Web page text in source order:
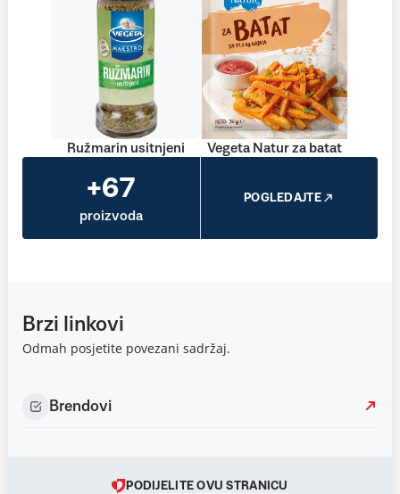
Ružmarin usitnjeni Vegeta Natur za batat
+67
proizvoda
POGLEDAJTE
Brzi linkovi
Odmah posjetite povezani sadržaj.
Brendovi
PODIJELITE OVU STRANICU